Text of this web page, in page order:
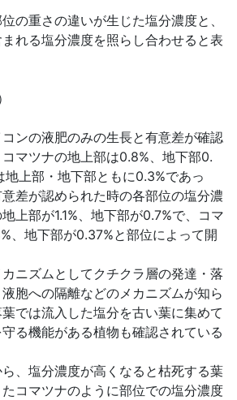
の重さの違いが生じた塩分濃度と、
れる塩分濃度を照らし合わせると表
ンの液肥のみの生長と有意差が確認
マツナの地上部は0.8%、地下部0.
地上部・地下部ともに0.3%であっ
差が認められた時の各部位の塩分濃
上部が1.1%、地下部が0.7%で、コマ
、地下部が0.37%と部位によって開
ニズムとしてクチクラ層の発達・落
胞への隔離などのメカニズムが知ら
では流入した塩分を古い葉に集めて
る機能がある植物も確認されている
、塩分濃度が高くなると枯死する葉
コマツナのように部位での塩分濃度